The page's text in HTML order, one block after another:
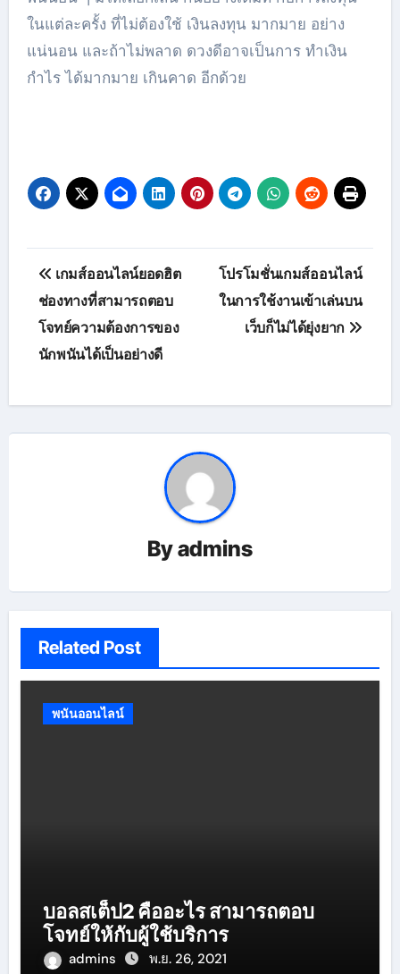
ในแต่ละครั้ง ที่ไม่ต้องใช้ เงินลงทุน มากมาย อย่าง
แน่นอน และถ้าไม่พลาด ดวงดีอาจเป็นการ ทำเงิน
กำไร ได้มากมาย เกินคาด อีกด้วย
เมนู
นำทาง
เรื่อง
เกมส์ออนไลน์ยอดฮิต
ช่องทางที่สามารถตอบ
โจทย์ความต้องการของ
นักพนันได้เป็นอย่างดี
โปรโมชั่นเกมส์ออนไลน์
ในการใช้งานเข้าเล่นบน
เว็บก็ไม่ได้ยุ่งยาก
Byadmins
Related Post
พนันออนไลน์
บอลสเต็ป2 คืออะไร สามารถตอบ
โจทย์ให้กับผู้ใช้บริการ
admins พ.ย. 26, 2021